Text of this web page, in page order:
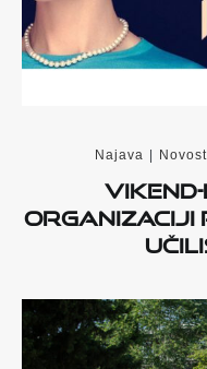
Najava
organizaciji